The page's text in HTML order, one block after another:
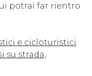
potrai far rientro
e cicloturistici
su strada,